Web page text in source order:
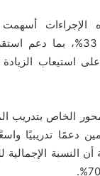
الإجراءات
التدريسية الفعلية بنسبة
استيعاب
الخاص بتدريب
دعمًا تدريبيًا
النسبة الإجمالية